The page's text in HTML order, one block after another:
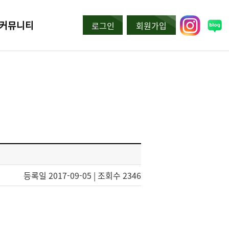
커뮤니티 로그인 회원가입
등록일 2017-09-05 | 조회수 2346